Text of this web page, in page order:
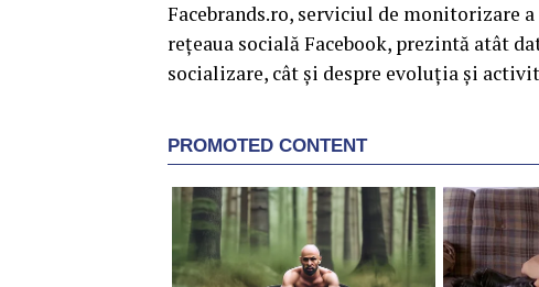
Facebrands.ro, serviciul de monitorizare
rețeaua socială Facebook, prezintă atât
socializare, cât și despre evoluția și